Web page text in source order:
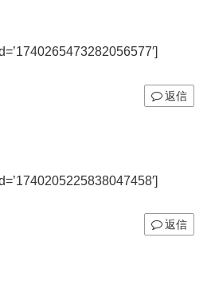
返信
返信